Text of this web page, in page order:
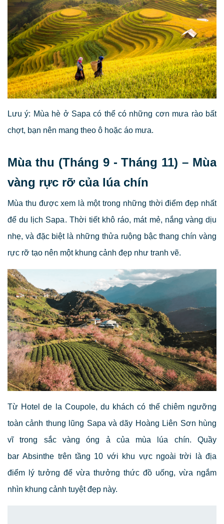
Lưu ý: Mùa hè ở Sapa có thể có những cơn mưa rào bất
chợt, bạn nên mang theo ô hoặc áo mưa.
Mùa thu (Tháng 9 - Tháng 11) – Mùa
vàng rực rỡ của lúa chín
Mùa thu được xem là một trong những thời điểm đẹp nhất
để du lịch Sapa. Thời tiết khô ráo, mát mẻ, nắng vàng dịu
nhẹ, và đặc biệt là những thửa ruộng bậc thang chín vàng
rực rỡ tạo nên một khung cảnh đẹp như tranh vẽ.
Từ Hotel de la Coupole, du khách có thể chiêm ngưỡng
toàn cảnh thung lũng Sapa và dãy Hoàng Liên Sơn hùng
vĩ trong sắc vàng óng ả của mùa lúa chín. Quầy
bar Absinthe trên tầng 10 với khu vực ngoài trời là địa
điểm lý tưởng để vừa thưởng thức đồ uống, vừa ngắm
nhìn khung cảnh tuyệt đẹp này.